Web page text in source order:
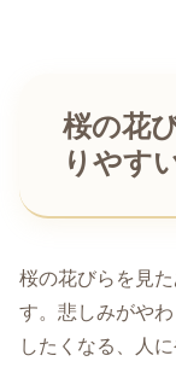
桜の花
りやす
桜の花びらを見
す。悲しみがや
したくなる、人